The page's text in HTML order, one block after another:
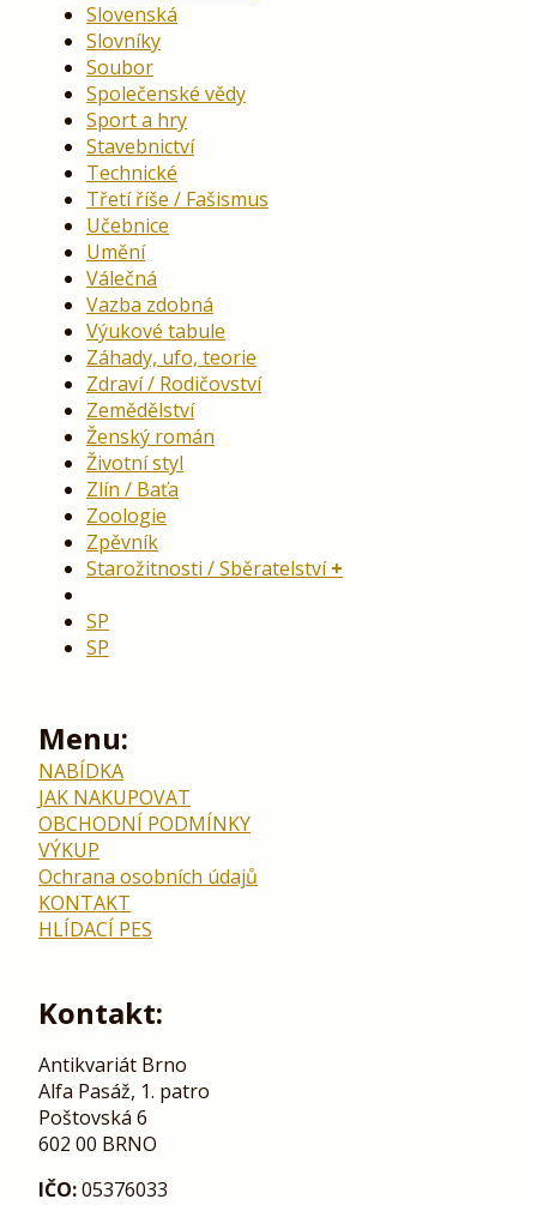
Slovenská
Slovníky
Soubor
Společenské vědy
Sport a hry
Stavebnictví
Technické
Třetí říše / Fašismus
Učebnice
Umění
Válečná
Vazba zdobná
Výukové tabule
Záhady, ufo, teorie
Zdraví / Rodičovství
Zemědělství
Ženský román
Životní styl
Zlín / Baťa
Zoologie
Zpěvník
Starožitnosti / Sběratelství
SP
SP
Menu:
NABÍDKA
JAK NAKUPOVAT
OBCHODNÍ PODMÍNKY
VÝKUP
Ochrana osobních údajů
KONTAKT
HLÍDACÍ PES
Kontakt:
Antikvariát Brno
Alfa Pasáž, 1. patro
Poštovská 6
602 00 BRNO
IČO:05376033